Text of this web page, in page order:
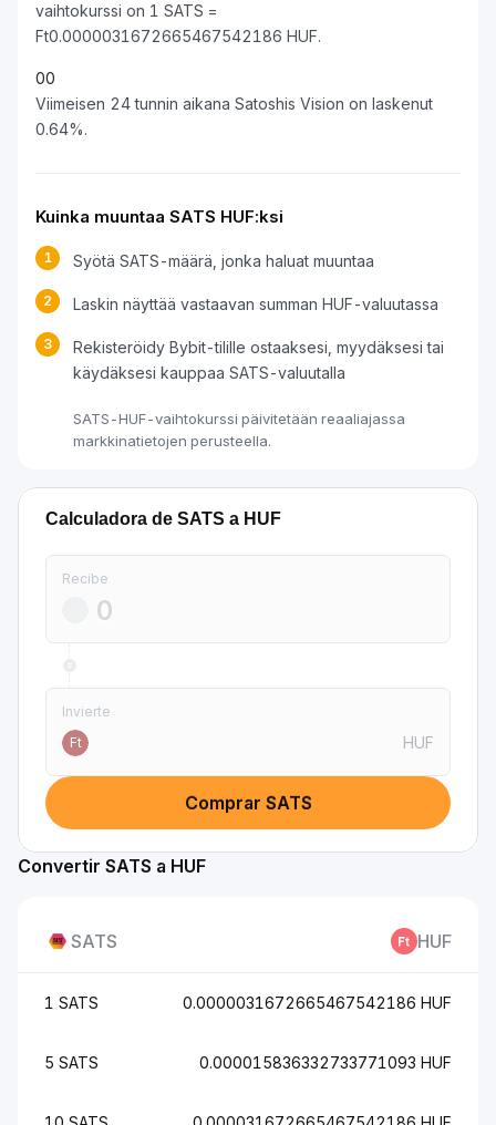
vaihtokurssi on 1 SATS =
Ft0.0000031672665467542186 HUF.
00
Viimeisen 24 tunnin aikana Satoshis Vision on laskenut
0.64%.
Kuinka muuntaa SATS HUF:ksi
1 Syötä SATS-määrä, jonka haluat muuntaa
2 Laskin näyttää vastaavan summan HUF-valuutassa
3
Rekisteröidy Bybit-tilille ostaaksesi, myydäksesi tai
käydäksesi kauppaa SATS-valuutalla
SATS-HUF-vaihtokurssi päivitetään reaaliajassa
markkinatietojen perusteella.
Calculadora de SATS a HUF
Recibe
Invierte
Ft
HUF
Comprar SATS
Convertir SATS a HUF
SATS HUF
1 SATS 0.0000031672665467542186 HUF
5 SATS 0.000015836332733771093 HUF